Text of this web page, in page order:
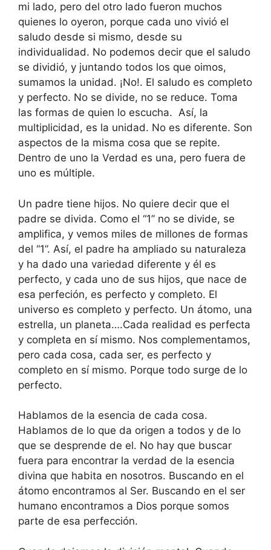
mi lado, pero del otro lado fueron muchos
quienes lo oyeron, porque cada uno vivió el
saludo desde si mismo, desde su
individualidad. No podemos decir que el saludo
se dividió, y juntando todos los que oimos,
sumamos la unidad. ¡No!. El saludo es completo
y perfecto. No se divide, no se reduce. Toma
las formas de quien lo escucha. Así, la
multiplicidad, es la unidad. No es diferente. Son
aspectos de la misma cosa que se repite.
Dentro de uno la Verdad es una, pero fuera de
uno es múltiple.
Un padre tiene hijos. No quiere decir que el
padre se divida. Como el “1” no se divide, se
amplifica, y vemos miles de millones de formas
del “1”. Así, el padre ha ampliado su naturaleza
y ha dado una variedad diferente y él es
perfecto, y cada uno de sus hijos, que nace de
esa perfeción, es perfecto y completo. El
universo es completo y perfecto. Un átomo, una
estrella, un planeta….Cada realidad es perfecta
y completa en sí mismo. Nos complementamos,
pero cada cosa, cada ser, es perfecto y
completo en sí mismo. Porque todo surge de lo
perfecto.
Hablamos de la esencia de cada cosa.
Hablamos de lo que da origen a todos y de lo
que se desprende de el. No hay que buscar
fuera para encontrar la verdad de la esencia
divina que habita en nosotros. Buscando en el
átomo encontramos al Ser. Buscando en el ser
humano encontramos a Dios porque somos
parte de esa perfección.